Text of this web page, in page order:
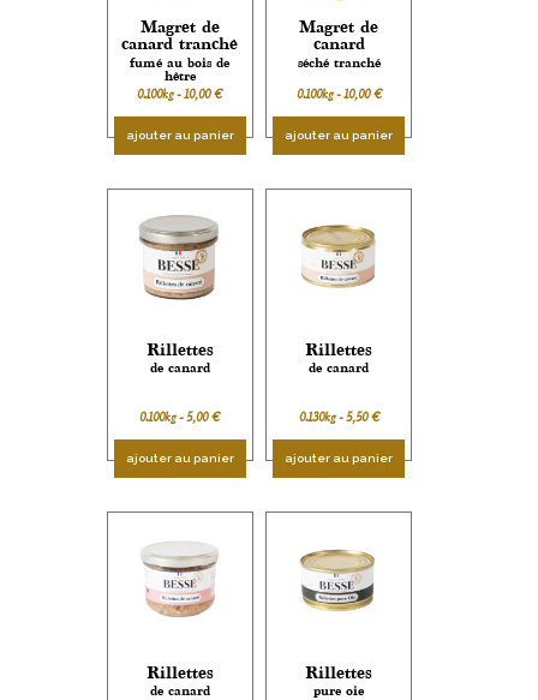
Magret de
canard tranché
fumé au bois de
hêtre
0.100kg -10,00€
ajouter au panier
Magret de
canard
séché tranché
0.100kg -10,00€
ajouter au panier
Rillettes
de canard
0.100kg -5,00€
ajouter au panier
Rillettes
de canard
0.130kg -5,50€
ajouter au panier
Rillettes
de canard
Rillettes
pure oie